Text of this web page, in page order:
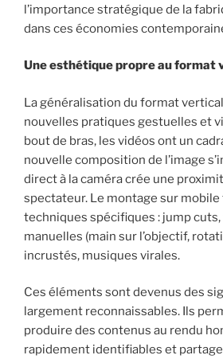
l’importance stratégique de la
dans ces économies
Une esthétique propre au format
La généralisation du format vertical
nouvelles pratiques gestuelles et
bout de bras, les vidéos ont un
nouvelle composition de l’image
direct à la caméra crée une
spectateur. Le montage sur mobile
techniques spécifiques : jump
manuelles (main sur l’objectif,
incrustés, musiques virales.
Ces éléments sont devenus des
largement reconnaissables. Ils
produire des contenus au rendu
rapidement identifiables et